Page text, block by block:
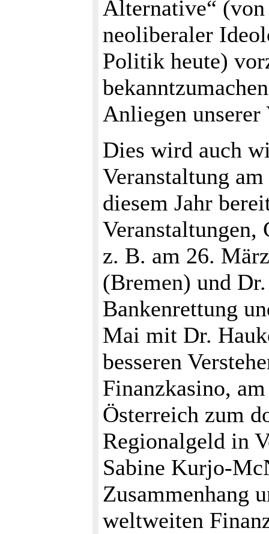
Alternative“
neoliberaler
Politik heute)
Anliegen unserer
Dies wird auch
Veranstaltung
diesem Jahr
Veranstaltungen,
z. B. am 26.
(Bremen) und
Bankenrettung
Mai mit Dr.
besseren
Finanzkasino,
Österreich zum
Regionalgeld in
Sabine Kurjo-
Zusammenhang
weltweiten